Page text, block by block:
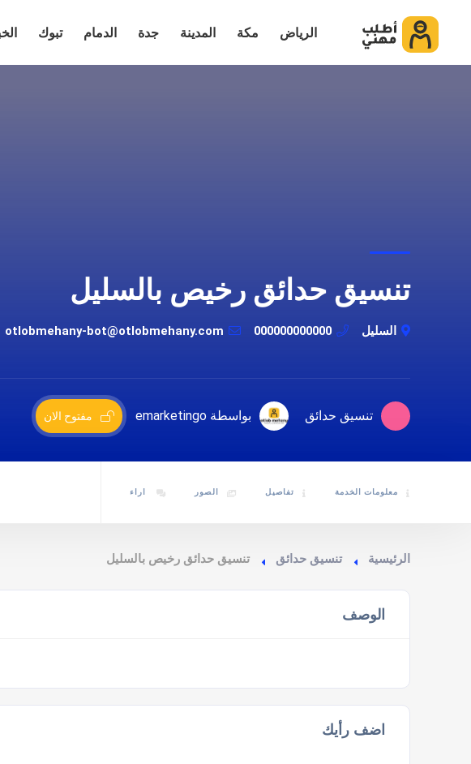
الرياض مكة المدينة جدة الدمام تبوك
تنسيق حدائق رخيص بالسليل
السليل 000000000000
otlobmehany-bot@otlobmehany.com
تنسيق حدائق بواسطة emarketingo مفتوح الان
معلومات الخدمة تفاصيل الصور اراء
الرئيسية تنسيق حدائق تنسيق حدائق رخيص بالسليل
الوصف
اضف رأيك